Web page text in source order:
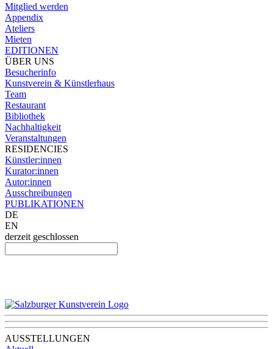
Mitglied werden
Appendix
Ateliers
Mieten
EDITIONEN
ÜBER UNS
Besucherinfo
Kunstverein & Künstlerhaus
Team
Restaurant
Bibliothek
Nachhaltigkeit
Veranstaltungen
RESIDENCIES
Künstler:innen
Kurator:innen
Autor:innen
Ausschreibungen
PUBLIKATIONEN
DE
EN
derzeit geschlossen
AUSSTELLUNGEN